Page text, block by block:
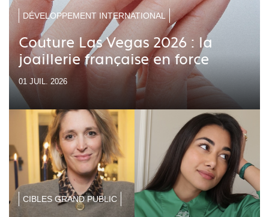
DÉVELOPPEMENT INTERNATIONAL
Couture Las Vegas 2026 : la
joaillerie française en force
01 JUIL. 2026
CIBLES GRAND PUBLIC